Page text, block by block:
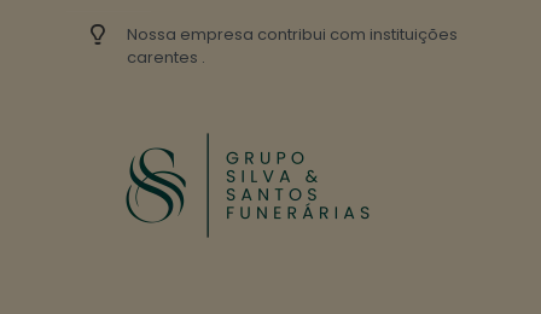
Nossa empresa contribui com instituições
carentes .